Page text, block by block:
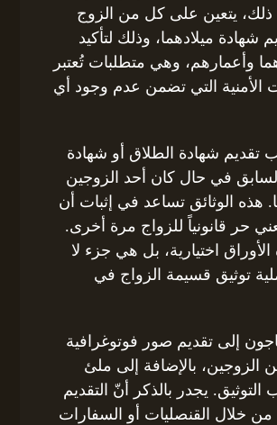
ذلك، يتعين على كل من الزوج
شهادة ميلادهما، وذلك لتأكيد
وأعمارهم، وهي متطلبات تُعتبر
الأمنية التي تضمن عدم وجود أي
تقديم شهادة الطلاق أو شهادة
في حال كان أحد الزوجين
هذه الوثائق تساعد في إثبات أن
حر قانونياً للزواج مرة أخرى.
الأوراق اختيارية، بل هي جزء لا
توثيق قسيمة الزواج في
إلى تقديم صور فوتوغرافية
الزوجين، بالإضافة إلى ملئ
التوثيق. يجدر بالذكر أنّ التقديم
خلال القنصليات أو السفارات